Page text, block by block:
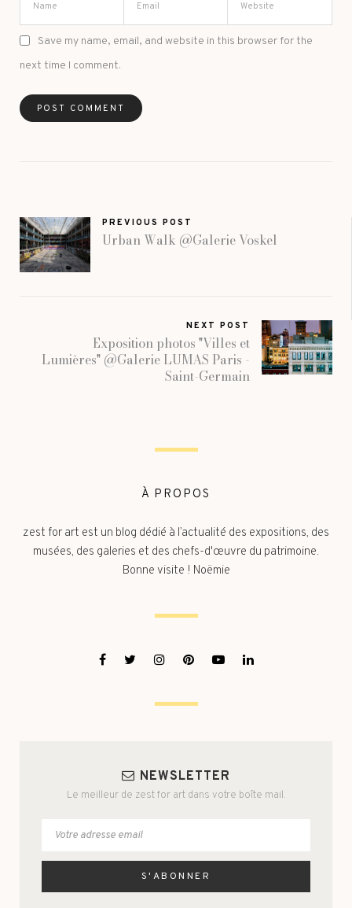
Save my name, email, and website in this browser for the
next time I comment.
PREVIOUS POST
Urban Walk @Galerie Voskel
NEXT POST
Exposition photos "Villes et
Lumières" @Galerie LUMAS Paris -
Saint-Germain
À PROPOS
zest for art est un blog dédié à l’actualité des expositions, des
musées, des galeries et des chefs-d'œuvre du patrimoine.
Bonne visite ! Noëmie
NEWSLETTER
Le meilleur de zest for art dans votre boîte mail.